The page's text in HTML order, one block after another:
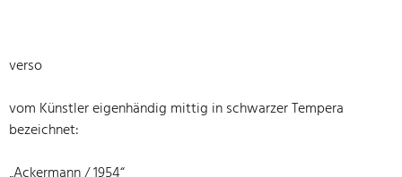
verso
vom Künstler eigenhändig mittig in schwarzer Tempera
bezeichnet: